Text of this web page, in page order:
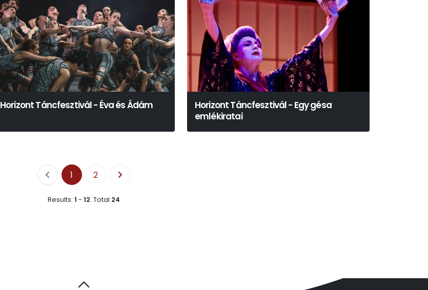
Horizont Táncfesztivál - Éva és Ádám
Horizont Táncfesztivál - Egy gésa
emlékiratai
1 2
Results: 1 - 12. Total 24